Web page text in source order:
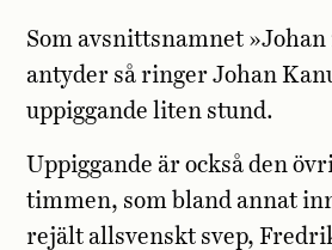
Som avsnittsnamnet
antyder så ringer Johan
uppiggande liten stund.
Uppiggande är också den
timmen, som bland annat
rejält allsvenskt svep,